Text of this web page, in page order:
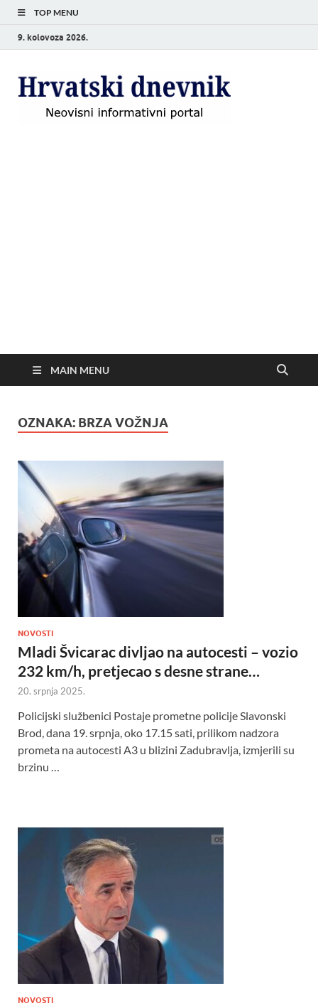
TOP MENU
9. kolovoza 2026.
MAIN MENU
OZNAKA: BRZA VOŽNJA
NOVOSTI
Mladi Švicarac divljao na autocesti – vozio
232 km/h, pretjecao s desne strane…
20. srpnja 2025.
Policijski službenici Postaje prometne policije Slavonski
Brod, dana 19. srpnja, oko 17.15 sati, prilikom nadzora
prometa na autocesti A3 u blizini Zadubravlja, izmjerili su
brzinu …
NOVOSTI